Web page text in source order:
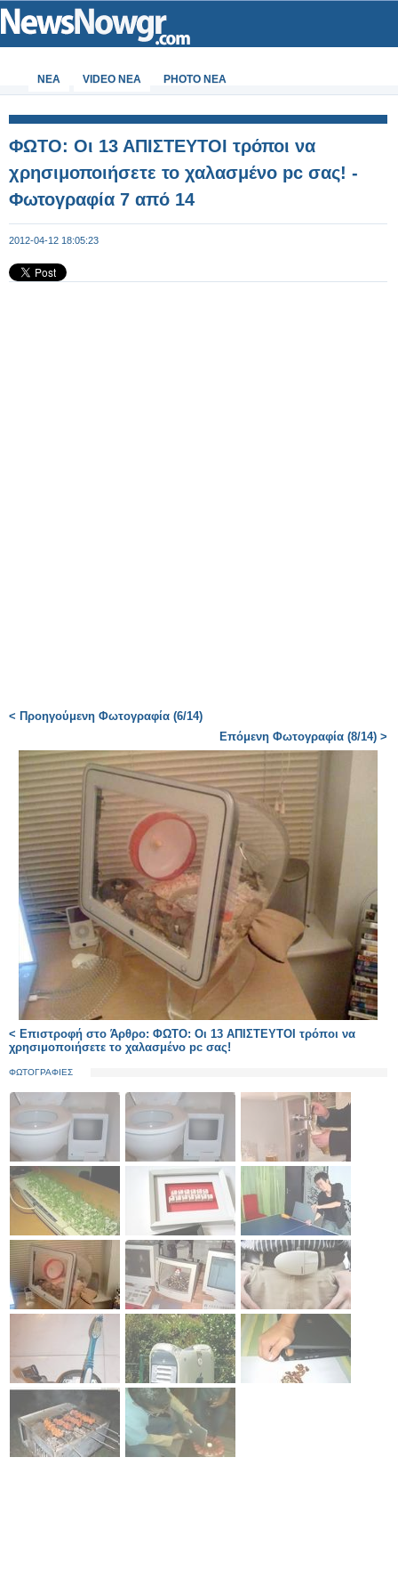
ΝΕΑ VIDEO NEA PHOTO NEA
ΦΩΤΟ: Οι 13 ΑΠΙΣΤΕΥΤΟΙ τρόποι να
χρησιμοποιήσετε το χαλασμένο pc σας! -
Φωτογραφία 7 από 14
2012-04-12 18:05:23
< Προηγούμενη Φωτογραφία (6/14)
Επόμενη Φωτογραφία (8/14) >
< Επιστροφή στο Άρθρο: ΦΩΤΟ: Οι 13 ΑΠΙΣΤΕΥΤΟΙ τρόποι να
χρησιμοποιήσετε το χαλασμένο pc σας!
ΦΩΤΟΓΡΑΦΙΕΣ